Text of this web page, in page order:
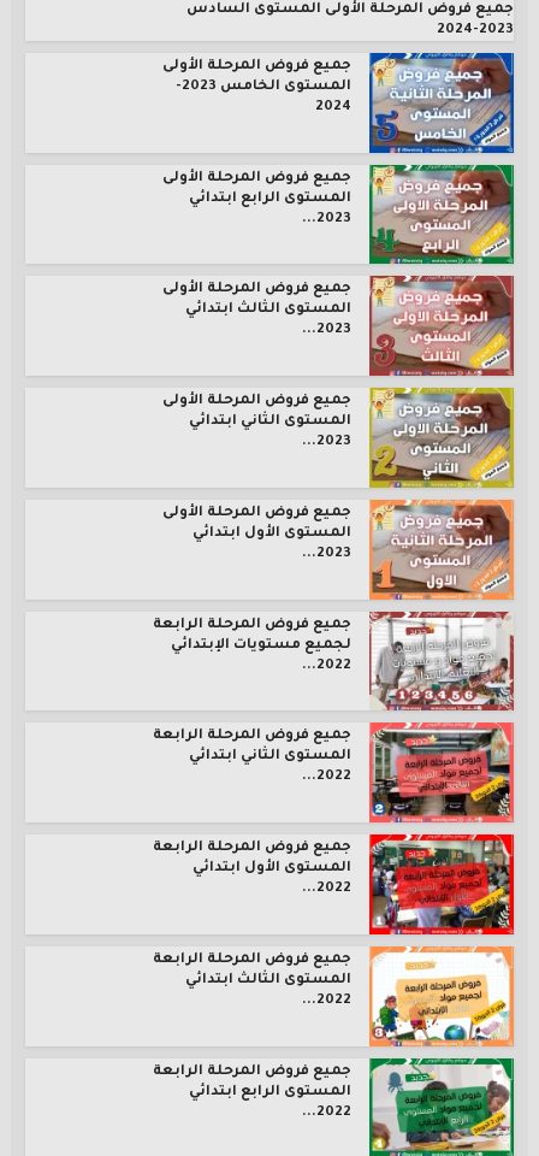
جميع فروض المرحلة الأولى المستوى السادس
2023-2024
جميع فروض المرحلة الأولى
المستوى الخامس 2023-
2024
جميع فروض المرحلة الأولى
المستوى الرابع ابتدائي
2023...
جميع فروض المرحلة الأولى
المستوى الثالث ابتدائي
2023...
جميع فروض المرحلة الأولى
المستوى الثاني ابتدائي
2023...
جميع فروض المرحلة الأولى
المستوى الأول ابتدائي
2023...
جميع فروض المرحلة الرابعة
لجميع مستويات الإبتدائي
2022...
جميع فروض المرحلة الرابعة
المستوى الثاني ابتدائي
2022...
جميع فروض المرحلة الرابعة
المستوى الأول ابتدائي
2022...
جميع فروض المرحلة الرابعة
المستوى الثالث ابتدائي
2022...
جميع فروض المرحلة الرابعة
المستوى الرابع ابتدائي
2022...